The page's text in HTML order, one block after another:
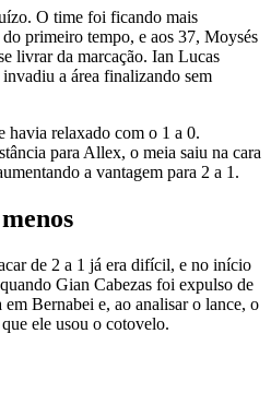
O time foi ficando mais
primeiro tempo, e aos 37, Moysés
livrar da marcação. Ian Lucas
a área finalizando sem
havia relaxado com o 1 a 0.
para Allex, o meia saiu na cara
a vantagem para 2 a 1.
de 2 a 1 já era difícil, e no início
Gian Cabezas foi expulso de
Bernabei e, ao analisar o lance, o
ele usou o cotovelo.